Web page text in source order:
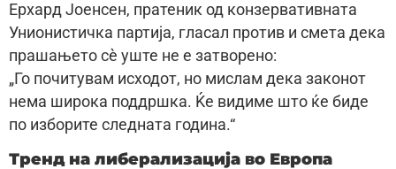
Ерхард Јоенсен, пратеник од конзервативната
Унионистичка партија, гласал против и смета дека
прашањето сè уште не е затворено:
„Го почитувам исходот, но мислам дека законот
нема широка поддршка. Ќе видиме што ќе биде
по изборите следната година.“
Тренд на либерализација во Европа